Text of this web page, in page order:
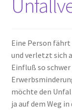
Eine Person
und verletzt sich
Einfluß so schwer
möchte den
ja auf dem Weg